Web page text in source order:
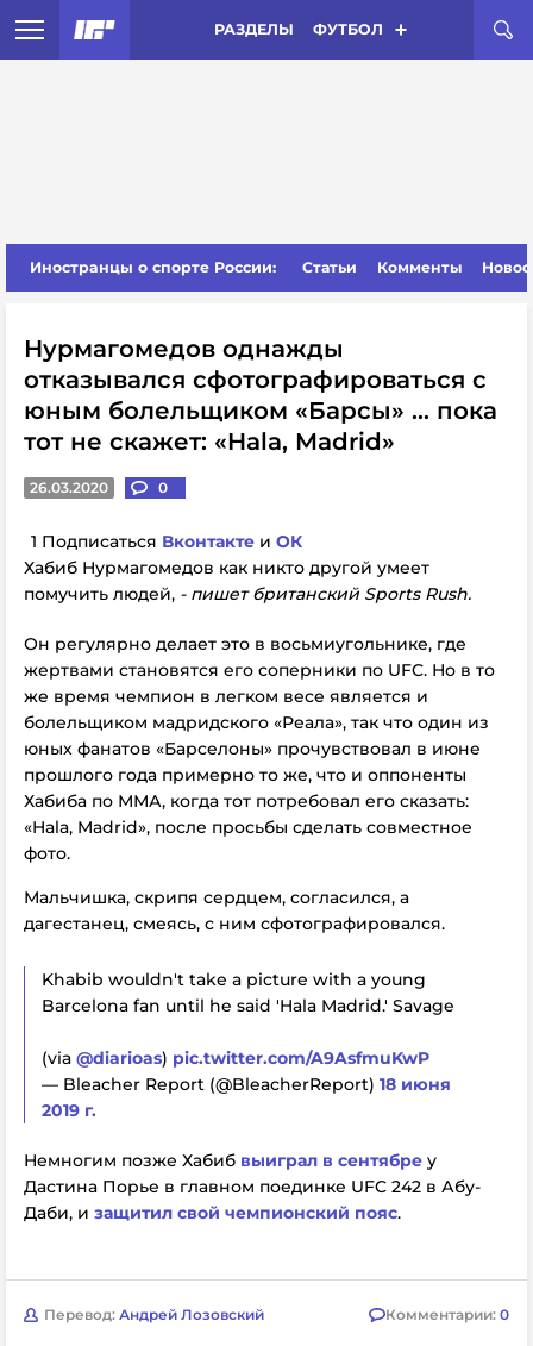
РАЗДЕЛЫ ФУТБОЛ
Иностранцы о спорте России: Статьи Комменты
Нурмагомедов однажды
отказывался сфотографироваться с
юным болельщиком «Барсы» … пока
тот не скажет: «Hala, Madrid»
26.03.2020 0
1 Подписаться Вконтакте иОК
Хабиб Нурмагомедов как никто другой умеет
помучить людей, - пишет британский Sports Rush.
Он регулярно делает это в восьмиугольнике, где
жертвами становятся его соперники по UFC. Но в то
же время чемпион в легком весе является и
болельщиком мадридского «Реала», так что один из
юных фанатов «Барселоны» прочувствовал в июне
прошлого года примерно то же, что и оппоненты
Хабиба по ММА, когда тот потребовал его сказать:
«Hala, Madrid», после просьбы сделать совместное
фото.
Мальчишка, скрипя сердцем, согласился, а
дагестанец, смеясь, с ним сфотографировался.
Khabib wouldn't take a picture with a young
Barcelona fan until he said 'Hala Madrid.' Savage
(via @diarioas) pic.twitter.com/A9AsfmuKwP
— Bleacher Report (@BleacherReport) 18 июня
2019 г.
Немногим позже Хабиб выиграл в сентябре у
Дастина Порье в главном поединке UFC 242 в Абу-
Даби, и защитил свой чемпионский пояс.
Перевод: Андрей Лозовский Комментарии: 0